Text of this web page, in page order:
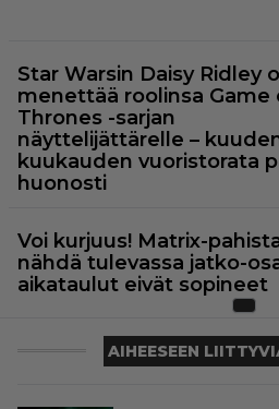
Star Warsin Daisy Ridley
menettää roolinsa Game
Thrones -sarjan
näyttelijättärelle –
kuukauden vuoristorata
huonosti
Voi kurjuus! Matrix-
nähdä tulevassa jatko-
aikataulut eivät sopineet
AIHEESEEN